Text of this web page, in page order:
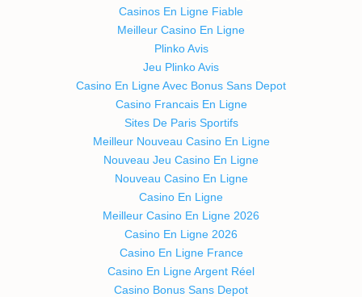
Casinos En Ligne Fiable
Meilleur Casino En Ligne
Plinko Avis
Jeu Plinko Avis
Casino En Ligne Avec Bonus Sans Depot
Casino Francais En Ligne
Sites De Paris Sportifs
Meilleur Nouveau Casino En Ligne
Nouveau Jeu Casino En Ligne
Nouveau Casino En Ligne
Casino En Ligne
Meilleur Casino En Ligne 2026
Casino En Ligne 2026
Casino En Ligne France
Casino En Ligne Argent Réel
Casino Bonus Sans Depot